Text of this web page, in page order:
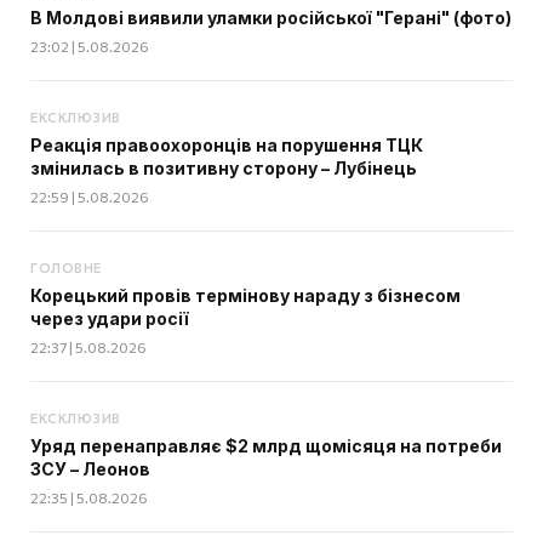
В Молдові виявили уламки російської "Герані" (фото)
23:02 | 5.08.2026
ЕКСКЛЮЗИВ
Реакція правоохоронців на порушення ТЦК
змінилась в позитивну сторону – Лубінець
22:59 | 5.08.2026
ГОЛОВНЕ
Корецький провів термінову нараду з бізнесом
через удари росії
22:37 | 5.08.2026
ЕКСКЛЮЗИВ
Уряд перенаправляє $2 млрд щомісяця на потреби
ЗСУ – Леонов
22:35 | 5.08.2026